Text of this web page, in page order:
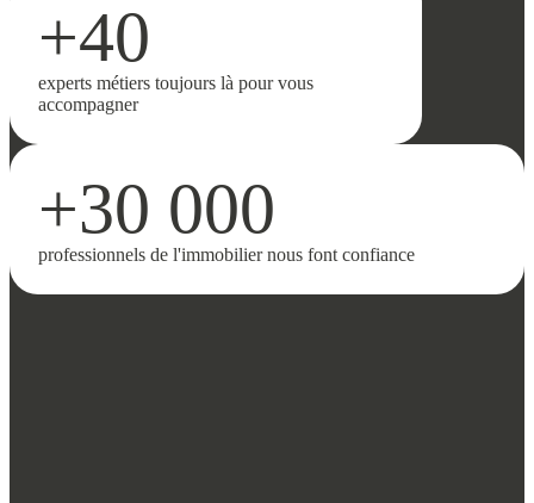
+40
experts métiers toujours là pour vous
accompagner
+30 000
professionnels de l'immobilier nous font confiance